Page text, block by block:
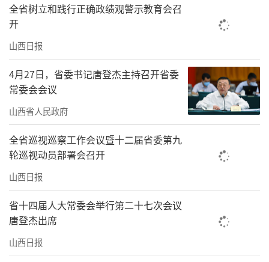
全省树立和践行正确政绩观警示教育会召
开
山西日报
4月27日，省委书记唐登杰主持召开省委
常委会会议
山西省人民政府
全省巡视巡察工作会议暨十二届省委第九
轮巡视动员部署会召开
山西日报
省十四届人大常委会举行第二十七次会议
唐登杰出席
山西日报